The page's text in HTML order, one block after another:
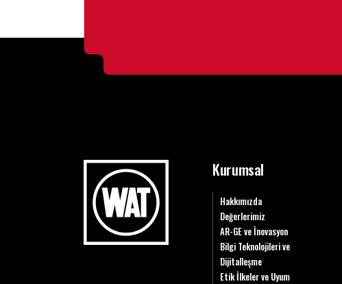
Kurumsal
Hakkımızda
Değerlerimiz
AR-GE ve İnovasyon
Bilgi Teknolojileri ve
Dijitalleşme
Etik İlkeler ve Uyum